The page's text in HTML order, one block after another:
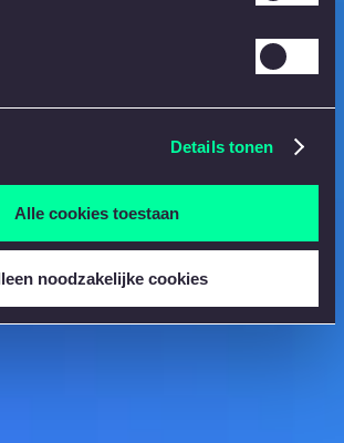
Details tonen
Alle cookies toestaan
noodzakelijke cookies